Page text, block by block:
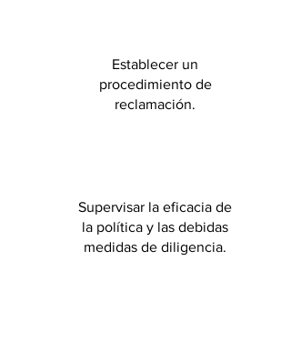
Establecer un
procedimiento de
reclamación.
Supervisar la eficacia de
la política y las debidas
medidas de diligencia.